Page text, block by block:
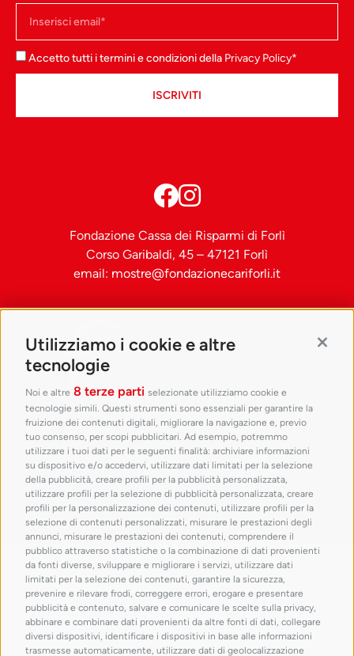
Utilizziamo i cookie e altre
tecnologie
Noi e altre 8 terze parti selezionate utilizziamo cookie e
tecnologie simili. Questi strumenti sono essenziali per garantire la
fruizione dei contenuti digitali, migliorare la navigazione e, previo
tuo consenso, per scopi pubblicitari. Ad esempio, potremmo
utilizzare i tuoi dati per le seguenti finalità: archiviare informazioni
su dispositivo e/o accedervi, utilizzare dati limitati per la selezione
della pubblicità, creare profili per la pubblicità personalizzata,
utilizzare profili per la selezione di pubblicità personalizzata, creare
profili per la personalizzazione dei contenuti, utilizzare profili per la
selezione di contenuti personalizzati, misurare le prestazioni degli
annunci, misurare le prestazioni dei contenuti, comprendere il
pubblico attraverso statistiche o la combinazione di dati provenienti
da fonti diverse, sviluppare e migliorare i servizi, utilizzare dati
limitati per la selezione dei contenuti, garantire la sicurezza,
prevenire e rilevare frodi, correggere errori, erogare e presentare
pubblicità e contenuto, salvare e comunicare le scelte sulla privacy,
abbinare e combinare dati provenienti da altre fonti di dati, collegare
diversi dispositivi, identificare i dispositivi in base alle informazioni
trasmesse automaticamente, utilizzare dati di geolocalizzazione
Accetto tutti i termini e condizioni della Privacy Policy*
ISCRIVITI
Fondazione Cassa dei Risparmi di Forlì
Corso Garibaldi, 45 – 47121 Forlì
email: mostre@fondazionecariforli.it
con il patrocinio di